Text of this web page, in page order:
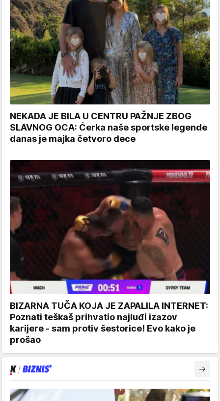
NEKADA JE BILA U CENTRU PAŽNJE ZBOG
SLAVNOG OCA: Ćerka naše sportske legende
danas je majka četvoro dece
BIZARNA TUČA KOJA JE ZAPALILA INTERNET:
Poznati teškaš prihvatio najluđi izazov
karijere - sam protiv šestorice! Evo kako je
prošao